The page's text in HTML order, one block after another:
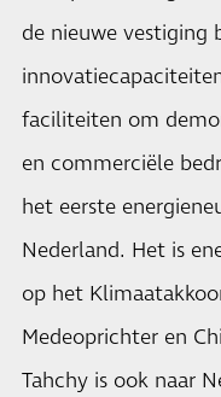
de nieuwe vestiging
faciliteiten om
en commerciële
het eerste
Nederland. Het is
op het
Medeoprichter en
Tahchy is ook naar